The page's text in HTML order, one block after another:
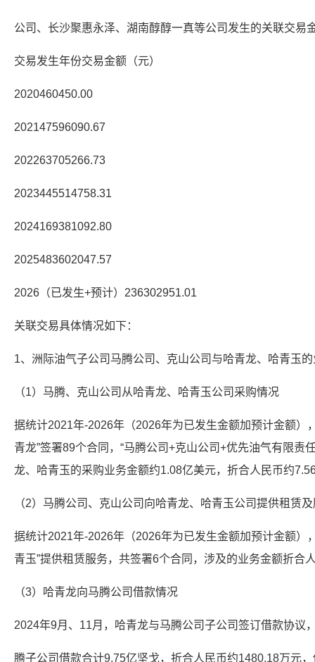
公司、长沙聚惠永泽、湖南醇醇一真等公司发生的关联交易
交易发生年份交易金额（元）
2020460450.00
202147596090.67
202263705266.73
2023445514758.31
2024169381092.80
2025483602047.57
2026（已发生+预计）236302951.01
关联交易具体情况如下：
1、洲际油气子公司马腾公司、克山公司与哈青龙、哈青玉
（1）马腾、克山公司从哈青龙、哈青玉公司采购情况
据统计2021年-2026年（2026年为已发生金额加预计金额）
青龙”签署89个合同，“马腾公司+克山公司+优先油气有限责
龙、哈青玉的采购业务金额约1.08亿美元，折合人民币约
（2）马腾公司、克山公司向哈青龙、哈青玉公司提供租赁
据统计2021年-2026年（2026年为已发生金额加预计金额）
青玉”提供租赁服务，共签署6个合同，涉及的业务金额折合
（3）哈青龙向马腾公司借款情况
2024年9月、11月，哈青龙与马腾公司子公司签订借款协议
腾子公司借款合计9.75亿坚戈，折合人民币约1480.18万元